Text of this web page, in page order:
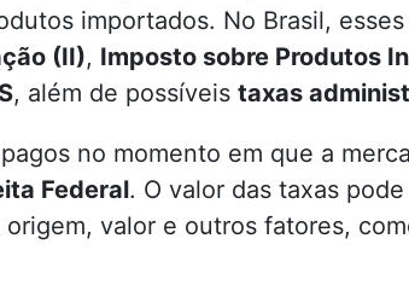
importados. No Brasil,
(II), Imposto sobre Produtos
, além de possíveis taxas
no momento em que a
Federal. O valor das taxas
valor e outros fatores,